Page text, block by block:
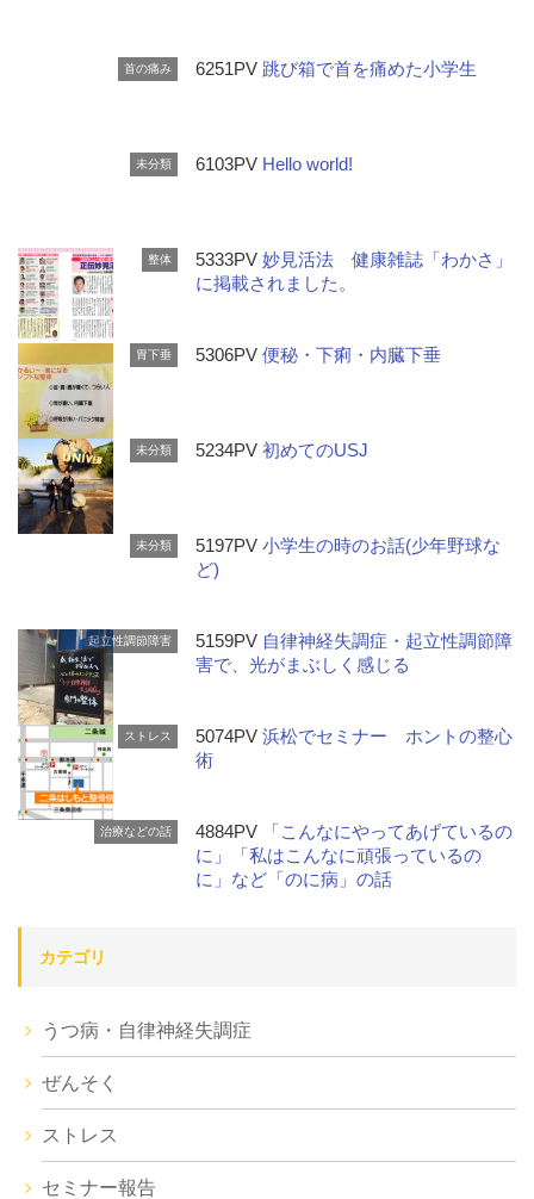
首の痛み 6251PV 跳び箱で首を痛めた小学生
未分類 6103PV Hello world!
整体 5333PV妙見活法 健康雑誌「わかさ」
に掲載されました。
胃下垂 5306PV便秘・下痢・内臓下垂
未分類 5234PV初めてのUSJ
未分類 5197PV小学生の時のお話(少年野球な
ど)
起立性調節障害 5159PV 自律神経失調症・起立性調節障
害で、光がまぶしく感じる
ストレス 5074PV浜松でセミナー ホントの整心
術
治療などの話 4884PV
「こんなにやってあげているの
に」「私はこんなに頑張っているの
に」など「のに病」の話
カテゴリ
うつ病・自律神経失調症
ぜんそく
ストレス
セミナー報告